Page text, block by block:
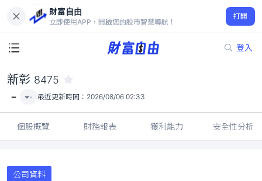
財富自由
立即使用APP，開啟您的股市智慧導航！
打開
登入
-
新彰 8475
- - 最近更新時間： 2026/08/06 02:33
個股概覽 財務報表 獲利能力 安全性分析
公司資料